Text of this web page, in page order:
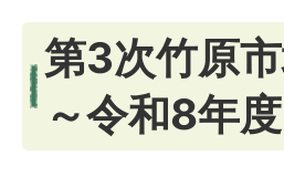
第3次竹原
～令和8年度